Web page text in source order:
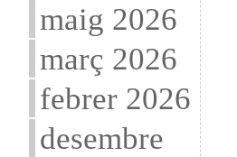
maig 2026
març 2026
febrer 2026
desembre